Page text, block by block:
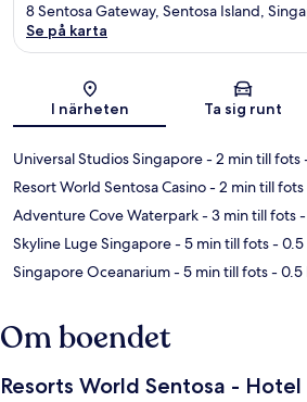
Karta
8 Sentosa Gateway, Sentosa Island,
Se på karta
I närheten Ta sig runt
Universal Studios Singapore- 2 min till fots
Resort World Sentosa Casino- 2 min till fots
Adventure Cove Waterpark- 3 min till fots
Skyline Luge Singapore- 5 min till fots- 0.5
Singapore Oceanarium- 5 min till fots- 0.5
Om boendet
Resorts World Sentosa -